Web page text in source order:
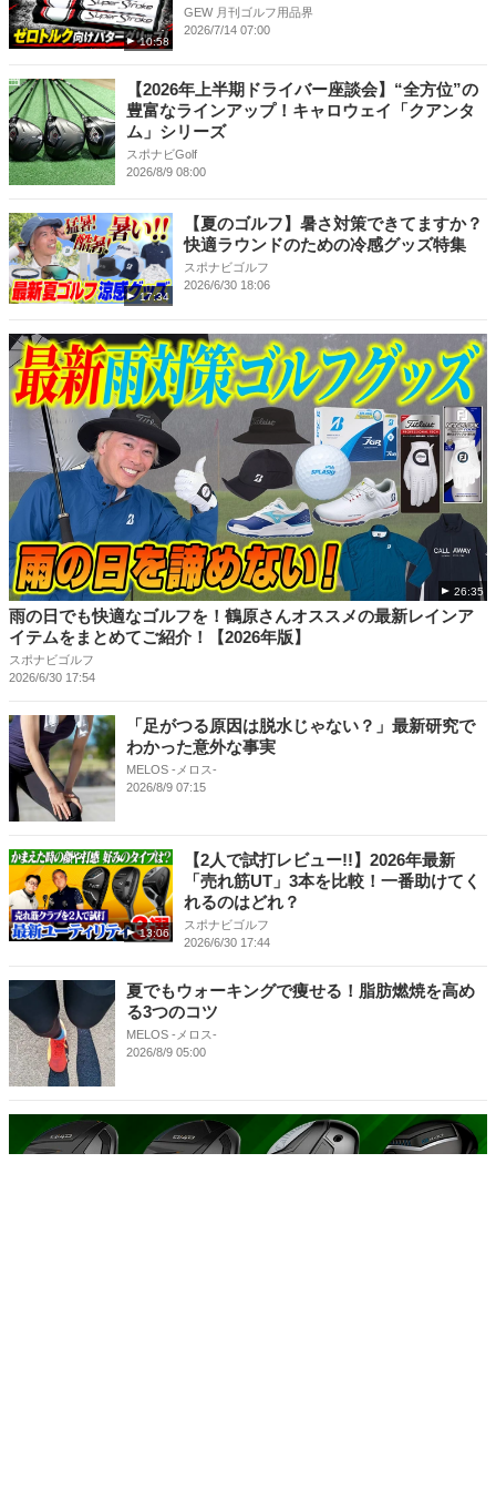
10:58
GEW 月刊ゴルフ用品界
2026/7/14 07:00
【2026年上半期ドライバー座談会】“全方位”の
豊富なラインアップ！キャロウェイ「クアンタ
ム」シリーズ
スポナビGolf
2026/8/9 08:00
17:34
【夏のゴルフ】暑さ対策できてますか？
快適ラウンドのための冷感グッズ特集
スポナビゴルフ
2026/6/30 18:06
26:35
雨の日でも快適なゴルフを！鶴原さんオススメの最新レインア
イテムをまとめてご紹介！【2026年版】
スポナビゴルフ
2026/6/30 17:54
「足がつる原因は脱水じゃない？」最新研究で
わかった意外な事実
MELOS -メロス-
2026/8/9 07:15
13:06
【2人で試打レビュー!!】2026年最新
「売れ筋UT」3本を比較！一番助けてく
れるのはどれ？
スポナビゴルフ
2026/6/30 17:44
夏でもウォーキングで痩せる！脂肪燃焼を高め
る3つのコツ
MELOS -メロス-
2026/8/9 05:00